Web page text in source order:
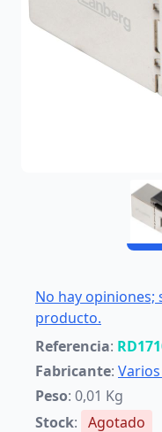
No hay opiniones;
producto.
Referencia:
Fabricante: Varios
Peso: 0,01 Kg
Stock: Agotado